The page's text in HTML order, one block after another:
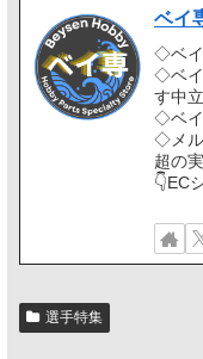
ベイ
◇ベイ
◇ベイ
す中
◇ベイ
◇メル
超の
👇EC
選手特集